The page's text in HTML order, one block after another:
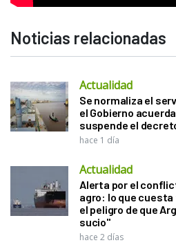
Noticias relacionadas
Actualidad
Se normaliza el
el Gobierno
suspende el
hace 1 día
Actualidad
Alerta por el
agro: lo que cuesta
el peligro de que
sucio"
hace 2 días